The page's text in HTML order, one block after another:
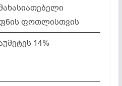
ფოთლისთვის
14%